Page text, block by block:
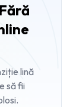
lină
să fii